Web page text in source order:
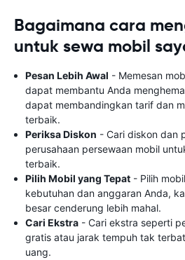
Bagaimana cara
untuk sewa mobil
Pesan Lebih Awal - Memesan
dapat membantu Anda
dapat membandingkan tarif dan
terbaik.
Periksa Diskon - Cari diskon dan
perusahaan persewaan mobil
terbaik.
Pilih Mobil yang Tepat - Pilih
kebutuhan dan anggaran Anda,
besar cenderung lebih mahal.
Cari Ekstra - Cari ekstra seperti
gratis atau jarak tempuh tak
uang.